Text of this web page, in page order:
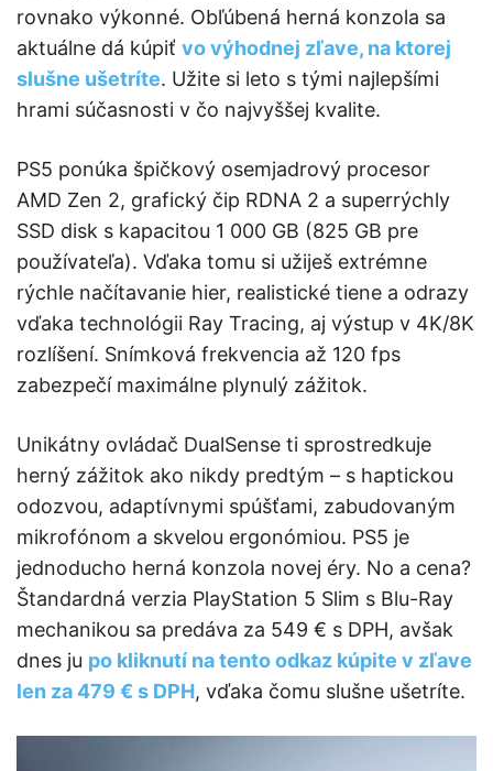
rovnako výkonné. Obľúbená herná konzola sa
aktuálne dá kúpiť vo výhodnej zľave, na ktorej
slušne ušetríte. Užite si leto s tými najlepšími
hrami súčasnosti v čo najvyššej kvalite.
PS5 ponúka špičkový osemjadrový procesor
AMD Zen 2, grafický čip RDNA 2 a superrýchly
SSD disk s kapacitou 1 000 GB (825 GB pre
používateľa). Vďaka tomu si užiješ extrémne
rýchle načítavanie hier, realistické tiene a odrazy
vďaka technológii Ray Tracing, aj výstup v 4K/8K
rozlíšení. Snímková frekvencia až 120 fps
zabezpečí maximálne plynulý zážitok.
Unikátny ovládač DualSense ti sprostredkuje
herný zážitok ako nikdy predtým – s haptickou
odozvou, adaptívnymi spúšťami, zabudovaným
mikrofónom a skvelou ergonómiou. PS5 je
jednoducho herná konzola novej éry. No a cena?
Štandardná verzia PlayStation 5 Slim s Blu-Ray
mechanikou sa predáva za 549 € s DPH, avšak
dnes ju po kliknutí na tento odkaz kúpite v zľave
len za 479 € s DPH, vďaka čomu slušne ušetríte.